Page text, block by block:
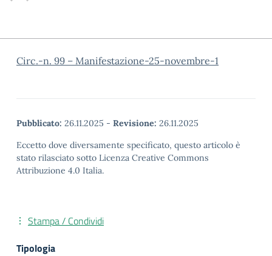
Circ.-n. 99 – Manifestazione-25-novembre-1
Pubblicato: 26.11.2025 - Revisione: 26.11.2025
Eccetto dove diversamente specificato, questo articolo è
stato rilasciato sotto Licenza Creative Commons
Attribuzione 4.0 Italia.
Stampa / Condividi
Tipologia